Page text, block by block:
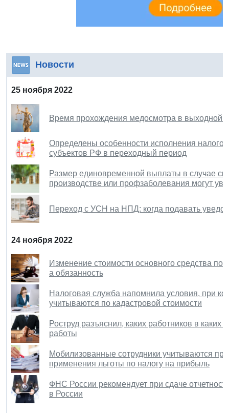
Новости
25 ноября 2022
Время прохождения медосмотра в выходной
Определены особенности исполнения
субъектов РФ в переходный период
Размер единовременной выплаты в случае
производстве или профзаболевания могут
Переход с УСН на НПД: когда подавать
24 ноября 2022
Изменение стоимости основного средства
а обязанность
Налоговая служба напомнила условия, при
учитываются по кадастровой стоимости
Роструд разъяснил, каких работников в каких
работы
Мобилизованные сотрудники учитываются
применения льготы по налогу на прибыль
ФНС России рекомендует при сдаче
в России